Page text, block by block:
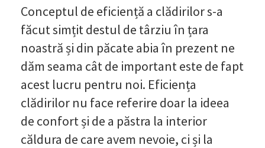
Conceptul de eficiență a clădirilor s-a
făcut simțit destul de târziu în țara
noastră și din păcate abia în prezent ne
dăm seama cât de important este de fapt
acest lucru pentru noi. Eficiența
clădirilor nu face referire doar la ideea
de confort și de a păstra la interior
căldura de care avem nevoie, ci și la